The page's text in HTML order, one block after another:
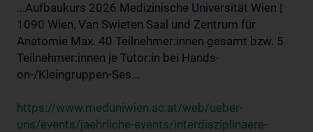
...Aufbaukurs 2026 Medizinische Universität Wien |
1090 Wien, Van Swieten Saal und Zentrum für
Anatomie Max. 40 Teilnehmer:innen gesamt bzw. 5
Teilnehmer:innen je Tutor:in bei Hands-
on-/Kleingruppen-Ses...
https://www.meduniwien.ac.at/web/ueber-
uns/events/jaehrliche-events/interdisziplinaere-